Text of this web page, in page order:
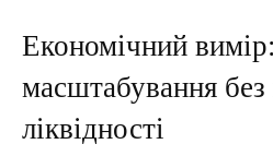
Економічний
масштабування без
ліквідності